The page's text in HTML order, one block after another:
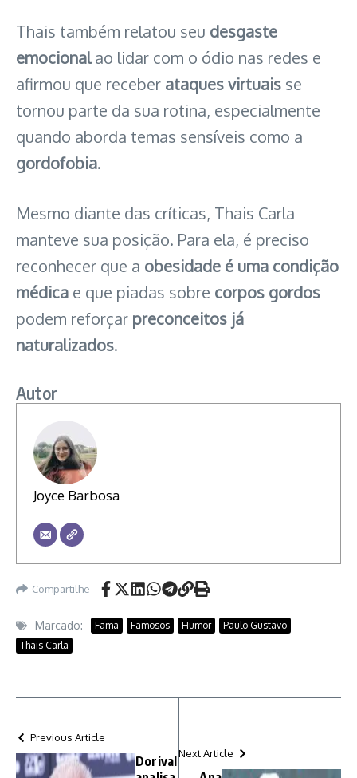
Thais também relatou seu desgaste
emocionalao lidar com o ódio nas redes e
afirmou que receber ataques virtuais se
tornou parte da sua rotina, especialmente
quando aborda temas sensíveis como a
gordofobia.
Mesmo diante das críticas, Thais Carla
manteve sua posição. Para ela, é preciso
reconhecer que a obesidade é uma condição
médica e que piadas sobre corpos gordos
podem reforçar preconceitos já
naturalizados.
Autor
Joyce Barbosa
Compartilhe
Marcado: Fama Famosos Humor
Paulo Gustavo
Thais Carla
Previous Article
Dorival Next Article